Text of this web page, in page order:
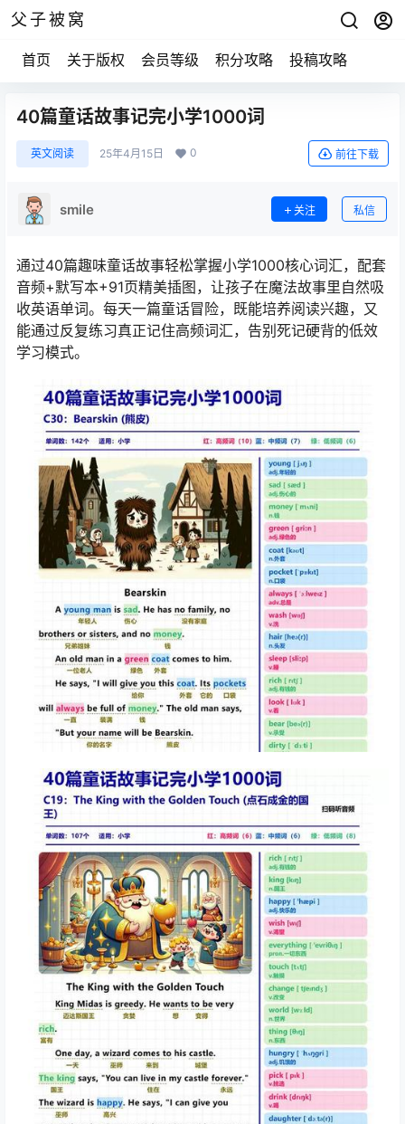
父子被窝
首页 关于版权 会员等级 积分攻略 投稿攻略
40篇童话故事记完小学1000词
英文阅读 25年4月15日 0 前往下载
smile 关注 私信
通过40篇趣味童话故事轻松掌握小学1000核心词汇，配套
音频+默写本+91页精美插图，让孩子在魔法故事里自然吸
收英语单词。每天一篇童话冒险，既能培养阅读兴趣，又
能通过反复练习真正记住高频词汇，告别死记硬背的低效
学习模式。